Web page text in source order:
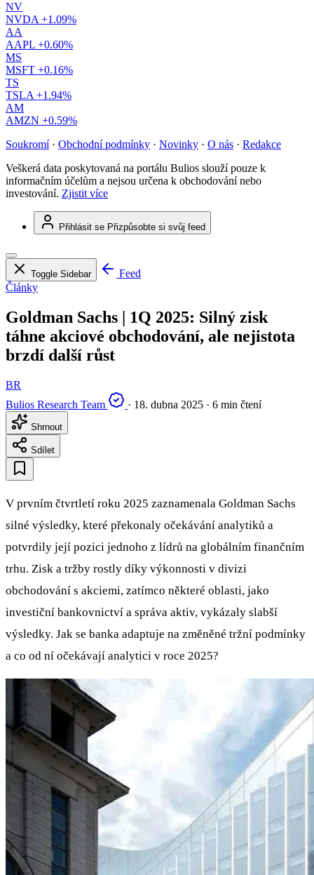
NV
NVDA +1.09%
AA
AAPL +0.60%
MS
MSFT +0.16%
TS
TSLA +1.94%
AM
AMZN +0.59%
Soukromí · Obchodní podmínky · Novinky · O nás · Redakce
Veškerá data poskytovaná na portálu Bulios slouží pouze k
informačním účelům a nejsou určena k obchodování nebo
investování. Zjistit více
Přihlásit se Přizpůsobte si svůj feed
Toggle Sidebar
Feed
Články
Goldman Sachs | 1Q 2025: Silný zisk
táhne akciové obchodování, ale nejistota
brzdí další růst
BR
Bulios Research Team
· 18. dubna 2025 · 6 min čtení
Shrnout
Sdílet
V prvním čtvrtletí roku 2025 zaznamenala Goldman Sachs
silné výsledky, které překonaly očekávání analytiků a
potvrdily její pozici jednoho z lídrů na globálním finančním
trhu. Zisk a tržby rostly díky výkonnosti v divizi
obchodování s akciemi, zatímco některé oblasti, jako
investiční bankovnictví a správa aktiv, vykázaly slabší
výsledky. Jak se banka adaptuje na změněné tržní podmínky
a co od ní očekávají analytici v roce 2025?